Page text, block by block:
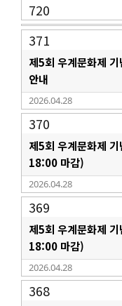
720
371
제5회 우계문화제
안내
2026.04.28
370
제5회 우계문화제
18:00 마감)
2026.04.28
369
제5회 우계문화제
18:00 마감)
2026.04.28
368